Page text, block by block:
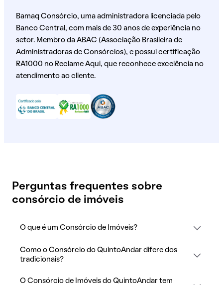
Bamaq Consórcio, uma administradora licenciada pelo
Banco Central, com mais de 30 anos de experiência no
setor. Membro da ABAC (Associação Brasileira de
Administradoras de Consórcios), e possui certificação
RA1000 no Reclame Aqui, que reconhece excelência no
atendimento ao cliente.
Perguntas frequentes sobre
consórcio de imóveis
O que é um Consórcio de Imóveis?
Como o Consórcio do QuintoAndar difere dos
tradicionais?
O Consórcio de Imóveis do QuintoAndar tem